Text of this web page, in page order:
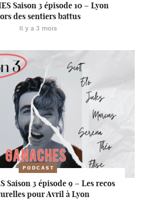
Saison 3 épisode 10 – Lyon
des sentiers battus
Il y a 3 mois
PODCAST
Saison 3 épisode 9 – Les recos
pour Avril à Lyon